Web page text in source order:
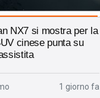
NX7 si mostra per la
cinese punta su
1 giorno fa